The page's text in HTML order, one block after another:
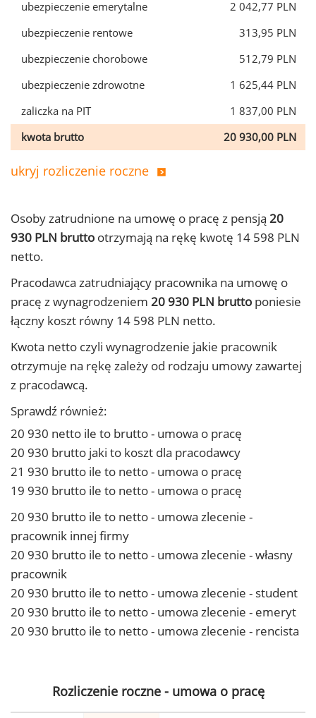
ubezpieczenie emerytalne
2 042,77 PLN
ubezpieczenie rentowe
313,95 PLN
ubezpieczenie chorobowe
512,79 PLN
ubezpieczenie zdrowotne
1 625,44 PLN
zaliczka na PIT
1 837,00 PLN
kwota brutto
20 930,00 PLN
ukryj rozliczenie roczne
Osoby zatrudnione na umowę o pracę z pensją 20
930 PLN brutto otrzymają na rękę kwotę 14 598 PLN
netto.
Pracodawca zatrudniający pracownika na umowę o
pracę z wynagrodzeniem 20 930 PLN brutto poniesie
łączny koszt równy 14 598 PLN netto.
Kwota netto czyli wynagrodzenie jakie pracownik
otrzymuje na rękę zależy od rodzaju umowy zawartej
z pracodawcą.
Sprawdź również:
20 930 netto ile to brutto - umowa o pracę
20 930 brutto jaki to koszt dla pracodawcy
21 930 brutto ile to netto - umowa o pracę
19 930 brutto ile to netto - umowa o pracę
20 930 brutto ile to netto - umowa zlecenie -
pracownik innej firmy
20 930 brutto ile to netto - umowa zlecenie - własny
pracownik
20 930 brutto ile to netto - umowa zlecenie - student
20 930 brutto ile to netto - umowa zlecenie - emeryt
20 930 brutto ile to netto - umowa zlecenie - rencista
Rozliczenie roczne - umowa o pracę